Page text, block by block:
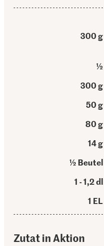
300 g
½
300 g
50 g
80 g
14 g
½ Beutel
1 - 1,2 dl
1 EL
Zutat in Aktion